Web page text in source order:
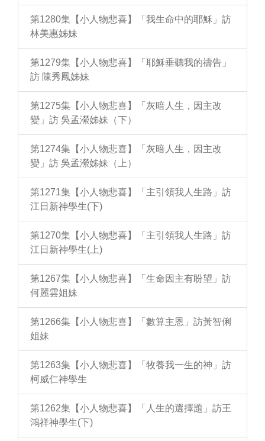
第1280集【小人物悲喜】「我生命中的耶穌」訪
林美惠姊妹
第1279集【小人物悲喜】「耶穌垂聽我的禱告」
訪 陳秀鳳姊妹
第1275集【小人物悲喜】「灰暗人生，因主改
變」訪 吳孟瀠姊妹（下）
第1274集【小人物悲喜】「灰暗人生，因主改
變」訪 吳孟瀠姊妹（上）
第1271集【小人物悲喜】「主引領我人生路」訪
江日新神學生(下)
第1270集【小人物悲喜】「主引領我人生路」訪
江日新神學生(上)
第1267集【小人物悲喜】「生命因主有盼望」訪
何麗雲姐妹
第1266集【小人物悲喜】「數算主恩」訪黃智俐
姐妹
第1263集【小人物悲喜】「牧養我一生的神」訪
柯威仁神學生
第1262集【小人物悲喜】「人生的選擇題」訪王
鴻祥神學生(下)